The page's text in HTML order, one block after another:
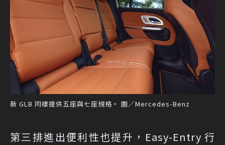
新 GLB 同樣提供五座與七座規格。 圖／Mercedes-Benz
第三排進出便利性也提升，Easy-Entry 行